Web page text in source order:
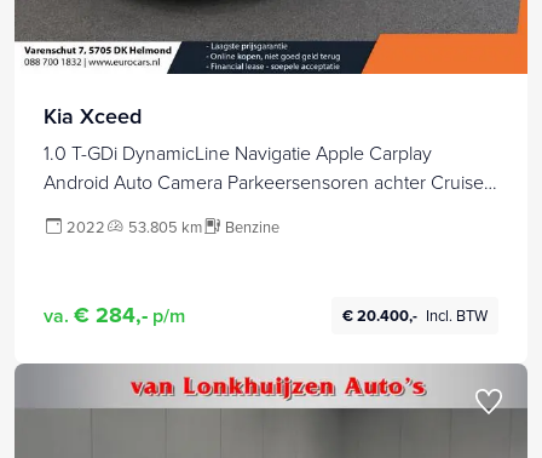
Kia Xceed
1.0 T-GDi DynamicLine Navigatie Apple Carplay
Android Auto Camera Parkeersensoren achter Cruise
Lichtmetalen velgen
2022 53.805 km Benzine
va. € 284,- p/m € 20.400,- Incl. BTW